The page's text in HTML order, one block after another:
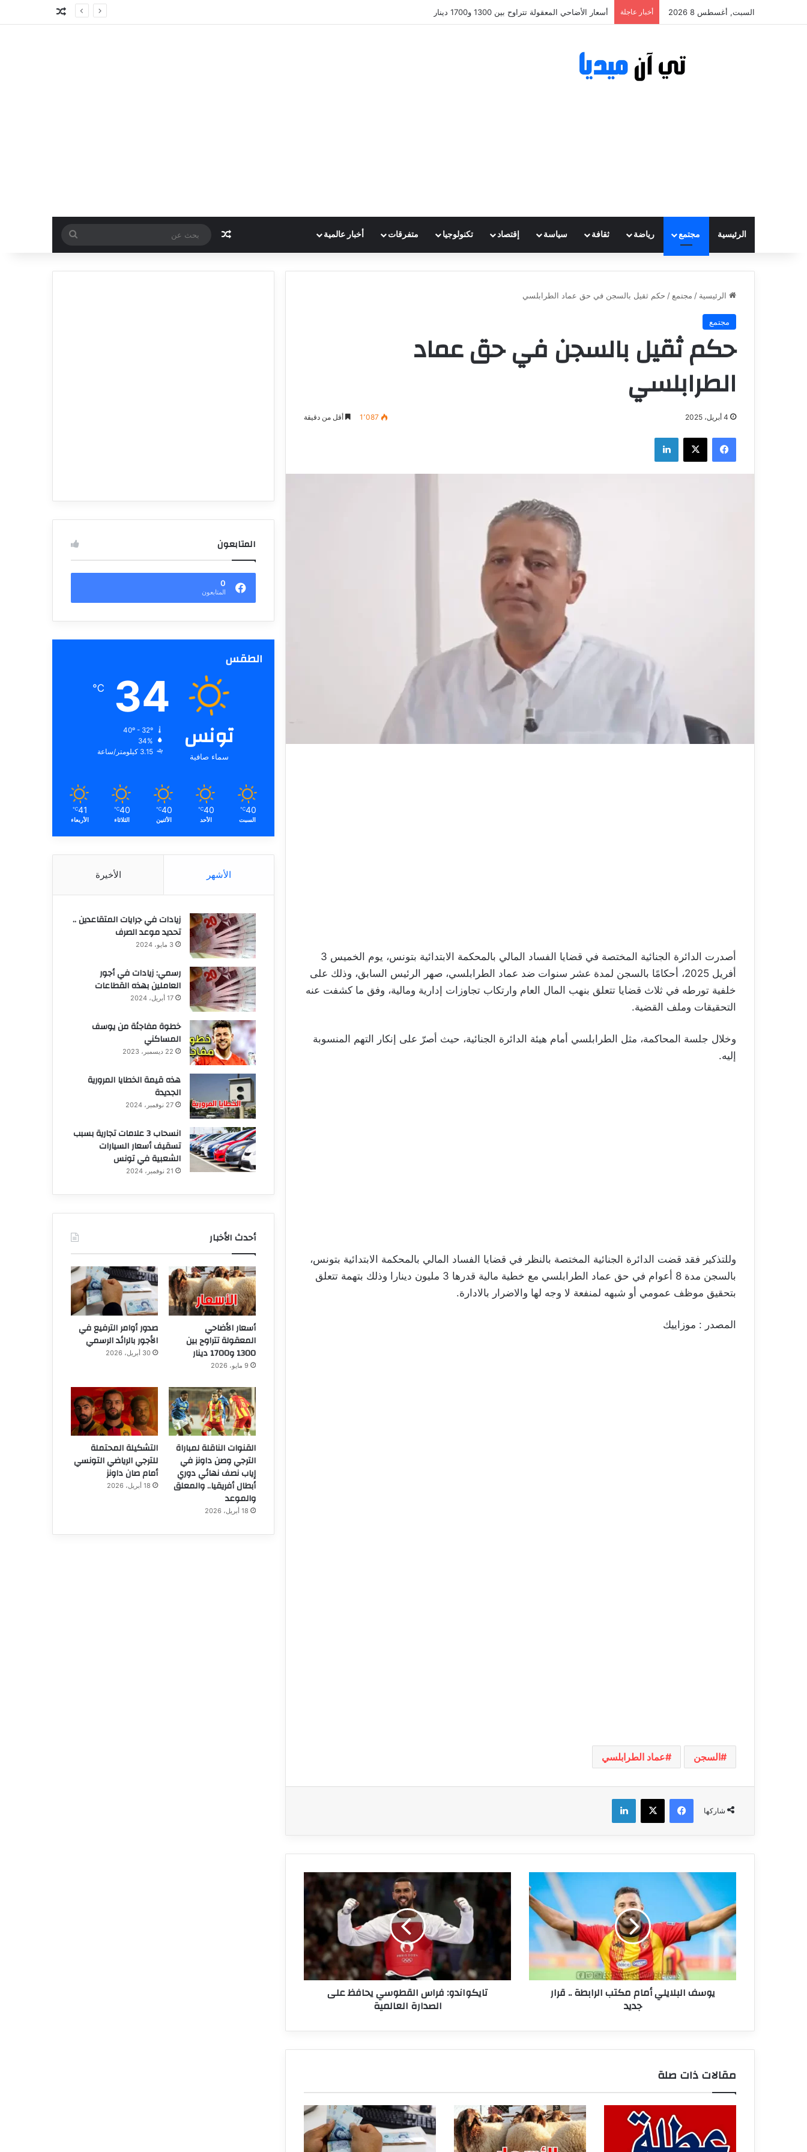
السبت, أغسطس 8 2026 أخبار عاجلة أسعار الأضاحي المعقولة تتراوح بين 1300 و1700 دينار مقال عشوائي
الرئيسية مجتمع رياضة ثقافة سياسة إقتصاد تكنولوجيا متفرقات أخبار عالمية مقال عشوائي
بحث
عن
الرئيسية / مجتمع / حكم ثقيل بالسجن في حق عماد الطرابلسي
مجتمع
حكم ثقيل بالسجن في حق عماد
الطرابلسي
4 أبريل، 2025 1٬087 أقل من دقيقة
فيسبوك ‫X لينكدإن
أصدرت الدائرة الجنائية المختصة في قضايا الفساد المالي بالمحكمة الابتدائية بتونس، يوم الخميس 3
أفريل 2025، أحكامًا بالسجن لمدة عشر سنوات ضد عماد الطرابلسي، صهر الرئيس السابق، وذلك على
خلفية تورطه في ثلاث قضايا تتعلق بنهب المال العام وارتكاب تجاوزات إدارية ومالية، وفق ما كشفت عنه
التحقيقات وملف القضية.
وخلال جلسة المحاكمة، مثل الطرابلسي أمام هيئة الدائرة الجنائية، حيث أصرّ على إنكار التهم المنسوبة
إليه.
وللتذكير فقد قضت الدائرة الجنائية المختصة بالنظر في قضايا الفساد المالي بالمحكمة الابتدائية بتونس،
بالسجن مدة 8 أعوام في حق عماد الطرابلسي مع خطية مالية قدرها 3 مليون دينارا وذلك بتهمة تتعلق
بتحقيق موظف عمومي أو شبهه لمنفعة لا وجه لها والاضرار بالادارة.
المصدر : موزاييك
السجن عماد الطرابلسي
شاركها
فيسبوك ‫X لينكدإن
البلايلي
أمام
مكتب
الرابطة
قرار
يوسف البلايلي أمام مكتب الرابطة .. قرار
جديد
تايكواندو:
فراس
القطوسي
على
الصدارة
العالمية
تايكواندو: فراس القطوسي يحافظ على
الصدارة العالمية
مقالات ذات صلة
المتابعون
0
المتابعون
الطقس
تونس
سماء صافية
34
℃
34%
3.15 كيلومتر/ساعة
40
℃
السبت
40
℃
الأحد
40
℃
الأثنين
40
℃
الثلاثاء
41
℃
الأربعاء
الأشهر الأخيرة
زيادات في جرايات المتقاعدين ..
تحديد موعد الصرف
3 مايو، 2024
رسمي: زيادات في أجور
العاملين بهذه القطاعات
17 أبريل، 2024
خطوة مفاجئة من يوسف
المساكني
22 ديسمبر، 2023
هذه قيمة الخطايا المرورية
الجديدة
27 نوفمبر، 2024
انسحاب 3 علامات تجارية بسبب
تسقيف أسعار السيارات
الشعبية في تونس
21 نوفمبر، 2024
أحدث الأخبار
أسعار الأضاحي
المعقولة تتراوح بين
1300 و1700 دينار
9 مايو، 2026
صدور أوامر الترفيع في
الأجور بالرائد الرسمي
30 أبريل، 2026
القنوات الناقلة لمباراة
الترجي وصن داونز في
إياب نصف نهائي دوري
أبطال أفريقيا.. والمعلق
والموعد
18 أبريل، 2026
التشكيلة المحتملة
للترجي الرياضي التونسي
أمام صان داونز
18 أبريل، 2026